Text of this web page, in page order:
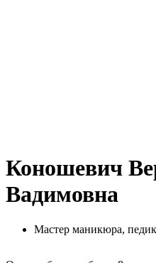
Коношевич
Вадимовна
Мастер маникюра,